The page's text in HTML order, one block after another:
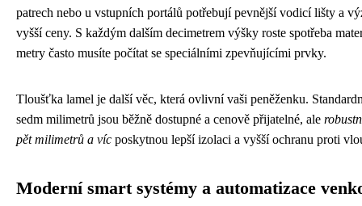
patrech nebo u vstupních portálů potřebují pevnější vodicí lišty a
vyšší ceny. S každým dalším decimetrem výšky roste spotřeba
metry často musíte počítat se speciálními zpevňujícími prvky.
Tloušťka lamel je další věc, která ovlivní vaši peněženku.
sedm milimetrů jsou běžně dostupné a cenově přijatelné, ale
pět milimetrů a víc poskytnou lepší izolaci a vyšší ochranu proti
Moderní smart systémy a automatizace